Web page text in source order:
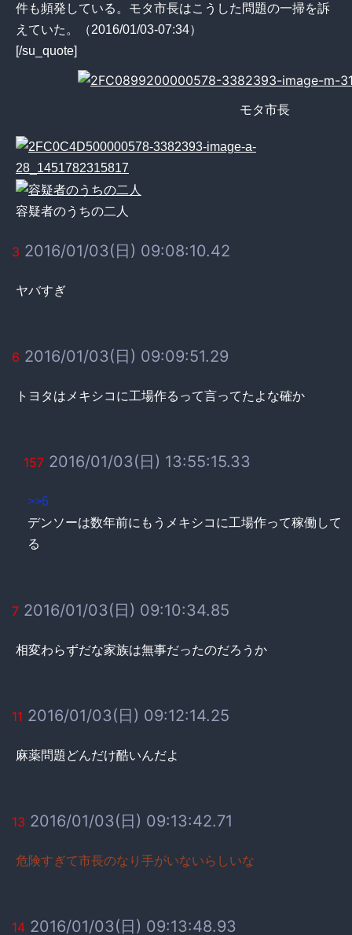
件も頻発している。モタ市長はこうした問題の一掃を訴
えていた。（2016/01/03-07:34）
[/su_quote]
モタ市長
容疑者のうちの二人
3 2016/01/03(日) 09:08:10.42
ヤバすぎ
6 2016/01/03(日) 09:09:51.29
トヨタはメキシコに工場作るって言ってたよな確か
157 2016/01/03(日) 13:55:15.33
>>6
デンソーは数年前にもうメキシコに工場作って稼働して
る
7 2016/01/03(日) 09:10:34.85
相変わらずだな家族は無事だったのだろうか
11 2016/01/03(日) 09:12:14.25
麻薬問題どんだけ酷いんだよ
13 2016/01/03(日) 09:13:42.71
危険すぎて市長のなり手がいないらしいな
14 2016/01/03(日) 09:13:48.93